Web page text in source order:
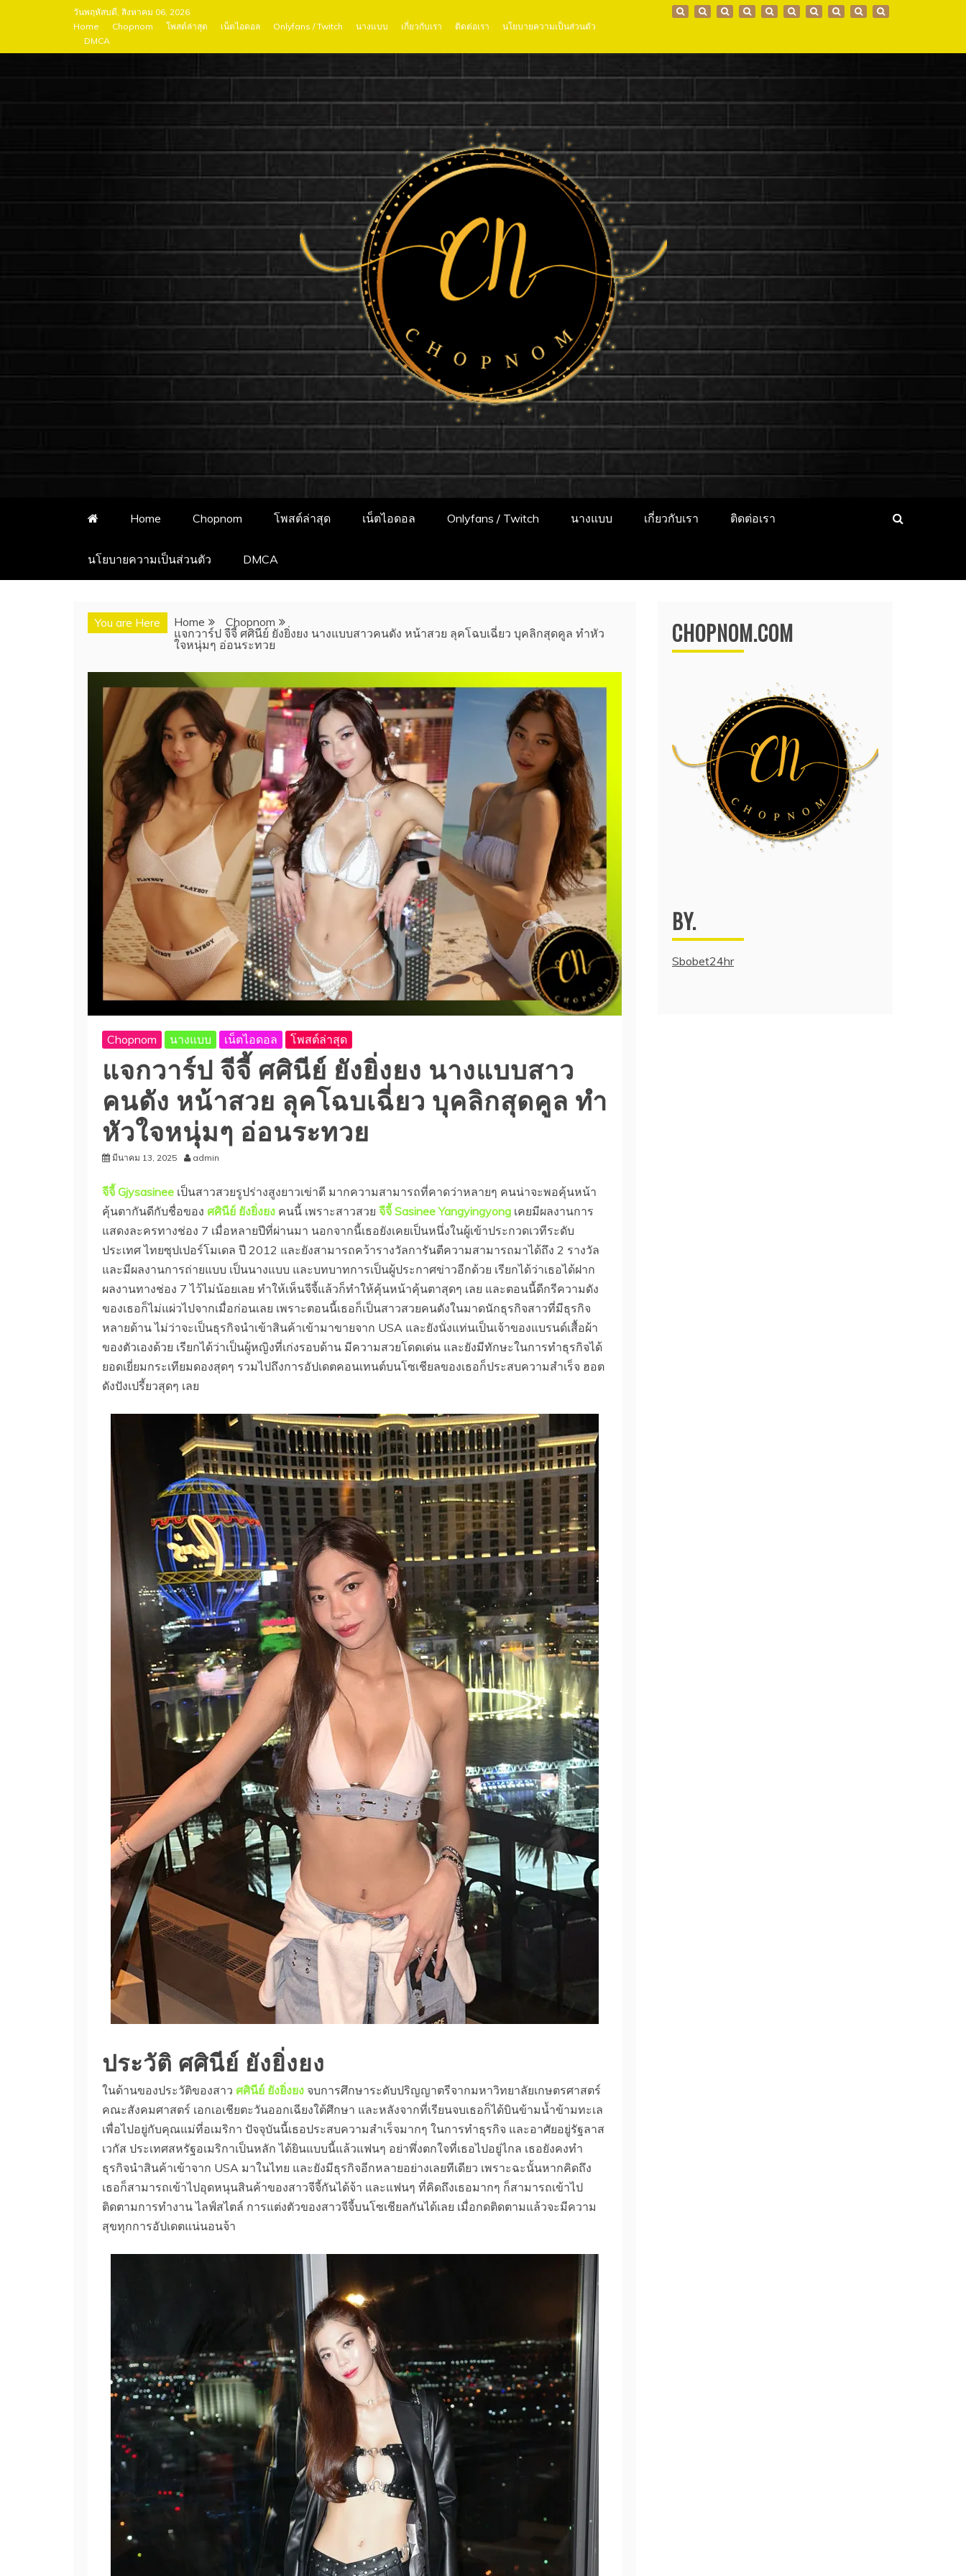
วันพฤหัสบดี, สิงหาคม 06, 2026
Home
Chopnom โพสต์ล่าสุด เน็ตไอดอล Onlyfans / Twitch นางแบบ เกี่ยวกับเรา ติดต่อเรา
นโยบายความเป็นส่วนตัว
DMCA
ชอบนมดอทคอม แจกวาร์ป!! สาวเน็ตไอดอล นางแบบ
ONLYFANS หุ่นเอ็กซ์
ชอบนมดอทคอม เว็บไซต์แจกวาร์ป สาวติดกระแส เน็ตไอดอล นางแบบ INFLUENCER ประวัติส่วนตัว จุดเริ่มต้น
อัพเดทผลงานใหม่ๆน่าติดตาม ช่องทางการติดต่องาน
Home Chopnom โพสต์ล่าสุด เน็ตไอดอล Onlyfans / Twitch นางแบบ เกี่ยวกับเรา ติดต่อเรา
นโยบายความเป็นส่วนตัว DMCA
You are Here Home
Chopnom
แจกวาร์ป จีจี้ ศศินีย์ ยังยิ่งยง นางแบบสาวคนดัง หน้าสวย ลุคโฉบเฉี่ยว บุคลิกสุดคูล ทำหัว
ใจหนุ่มๆ อ่อนระทวย
Chopnom นางแบบ เน็ตไอดอล โพสต์ล่าสุด
แจกวาร์ป จีจี้ ศศินีย์ ยังยิ่งยง นางแบบสาว
คนดัง หน้าสวย ลุคโฉบเฉี่ยว บุคลิกสุดคูล ทำ
หัวใจหนุ่มๆ อ่อนระทวย
มีนาคม 13, 2025 admin
จีจี้ Gjysasinee เป็นสาวสวยรูปร่างสูงยาวเข่าดี มากความสามารถที่คาดว่าหลายๆ คนน่าจะพอคุ้นหน้า
คุ้นตากันดีกับชื่อของ ศศินีย์ ยังยิ่งยง คนนี้ เพราะสาวสวย จีจี้ Sasinee Yangyingyong เคยมีผลงานการ
แสดงละครทางช่อง 7 เมื่อหลายปีที่ผ่านมา นอกจากนี้เธอยังเคยเป็นหนึ่งในผู้เข้าประกวดเวทีระดับ
ประเทศ ไทยซุปเปอร์โมเดล ปี 2012 และยังสามารถคว้ารางวัลการันตีความสามารถมาได้ถึง 2 รางวัล
และมีผลงานการถ่ายแบบ เป็นนางแบบ และบทบาทการเป็นผู้ประกาศข่าวอีกด้วย เรียกได้ว่าเธอได้ฝาก
ผลงานทางช่อง 7 ไว้ไม่น้อยเลย ทำให้เห็นจีจี้แล้วก็ทำให้คุ้นหน้าคุ้นตาสุดๆ เลย และตอนนี้ดีกรีความดัง
ของเธอก็ไม่แผ่วไปจากเมื่อก่อนเลย เพราะตอนนี้เธอก็เป็นสาวสวยคนดังในมาดนักธุรกิจสาวที่มีธุรกิจ
หลายด้าน ไม่ว่าจะเป็นธุรกิจนำเข้าสินค้าเข้ามาขายจาก USA และยังนั่งแท่นเป็นเจ้าของแบรนด์เสื้อผ้า
ของตัวเองด้วย เรียกได้ว่าเป็นผู้หญิงที่เก่งรอบด้าน มีความสวยโดดเด่น และยังมีทักษะในการทำธุรกิจได้
ยอดเยี่ยมกระเทียมดองสุดๆ รวมไปถึงการอัปเดตคอนเทนต์บนโซเชียลของเธอก็ประสบความสำเร็จ ฮอต
ดังปังเปรี้ยวสุดๆ เลย
ประวัติ ศศินีย์ ยังยิ่งยง
ในด้านของประวัติของสาว ศศินีย์ ยังยิ่งยง จบการศึกษาระดับปริญญาตรีจากมหาวิทยาลัยเกษตรศาสตร์
คณะสังคมศาสตร์ เอกเอเชียตะวันออกเฉียงใต้ศึกษา และหลังจากที่เรียนจบเธอก็ได้บินข้ามน้ำข้ามทะเล
เพื่อไปอยู่กับคุณแม่ที่อเมริกา ปัจจุบันนี้เธอประสบความสำเร็จมากๆ ในการทำธุรกิจ และอาศัยอยู่รัฐลาส
เวกัส ประเทศสหรัฐอเมริกาเป็นหลัก ได้ยินแบบนี้แล้วแฟนๆ อย่าพึ่งตกใจที่เธอไปอยู่ไกล เธอยังคงทำ
ธุรกิจนำสินค้าเข้าจาก USA มาในไทย และยังมีธุรกิจอีกหลายอย่างเลยทีเดียว เพราะฉะนั้นหากคิดถึง
เธอก็สามารถเข้าไปอุดหนุนสินค้าของสาวจีจี้กันได้จ้า และแฟนๆ ที่คิดถึงเธอมากๆ ก็สามารถเข้าไป
ติดตามการทำงาน ไลฟ์สไตล์ การแต่งตัวของสาวจีจี้บนโซเชียลกันได้เลย เมื่อกดติดตามแล้วจะมีความ
สุขทุกการอัปเดตแน่นอนจ้า
CHOPNOM.COM
BY.
Sbobet24hr